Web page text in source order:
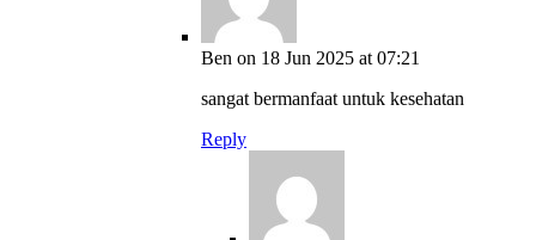
Ben on 18 Jun 2025 at 07:21
sangat bermanfaat untuk kesehatan
Reply